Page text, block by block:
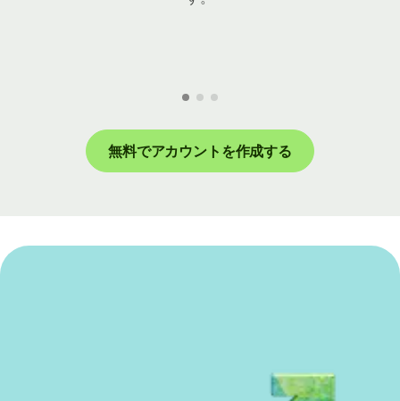
無料でアカウントを作成する